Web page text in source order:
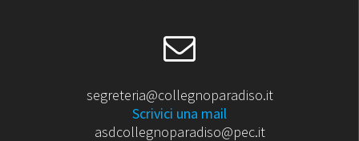
segreteria@collegnoparadiso.it
Scrivici una mail
asdcollegnoparadiso@pec.it